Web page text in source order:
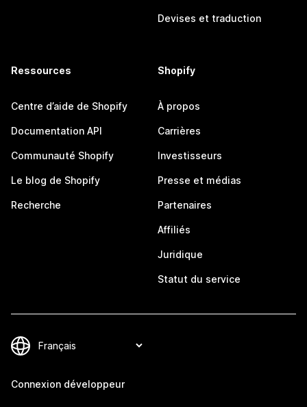
Devises et traduction
Ressources
Centre d’aide de Shopify
Documentation API
Communauté Shopify
Le blog de Shopify
Recherche
Shopify
À propos
Carrières
Investisseurs
Presse et médias
Partenaires
Affiliés
Juridique
Statut du service
Connexion développeur